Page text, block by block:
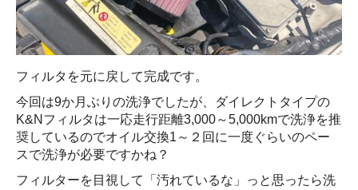
フィルタを元に戻して完成です。
今回は9か月ぶりの洗浄でしたが、ダイレクトタイプの
K&Nフィルタは一応走行距離3,000～5,000kmで洗浄を推
奨しているのでオイル交換1～２回に一度ぐらいのペー
スで洗浄が必要ですかね？
フィルターを目視して「汚れているな」っと思ったら洗